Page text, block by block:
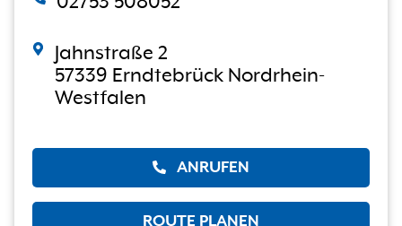
Jahnstraße 2
57339 Erndtebrück Nordrhein-
Westfalen
ANRUFEN
ROUTE PLANEN